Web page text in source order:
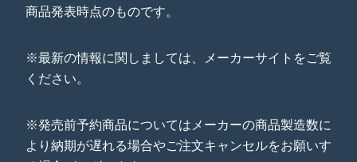
商品発表時点のものです。
※最新の情報に関しましては、メーカーサイトをご覧
ください。
※発売前予約商品についてはメーカーの商品製造数に
より納期が遅れる場合やご注文キャンセルをお願いす